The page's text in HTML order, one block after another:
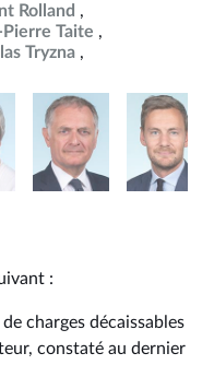
Rolland
Pierre Taite
Tryzna
:
charges décaissables
constaté au dernier